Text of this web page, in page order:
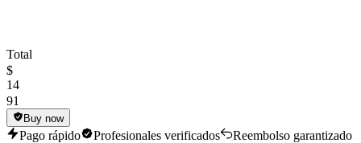
Total
$
14
91
Buy now
Pago rápido Profesionales verificados Reembolso garantizado